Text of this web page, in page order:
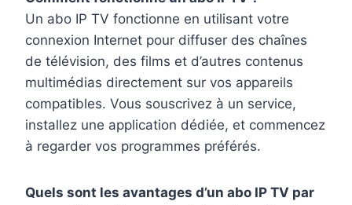
Un abo IP TV fonctionne en utilisant votre
connexion Internet pour diffuser des chaînes
de télévision, des films et d’autres contenus
multimédias directement sur vos appareils
compatibles. Vous souscrivez à un service,
installez une application dédiée, et commencez
à regarder vos programmes préférés.
Quels sont les avantages d’un abo IP TV par